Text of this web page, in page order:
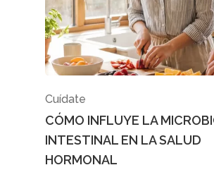
Cuídate
CÓMO INFLUYE LA
INTESTINAL EN LA SALUD
HORMONAL